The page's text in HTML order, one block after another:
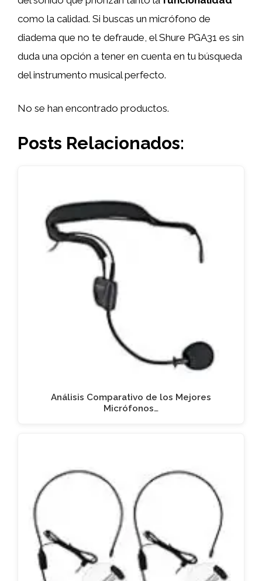
como la calidad. Si buscas un micrófono de
diadema que no te defraude, el Shure PGA31 es sin
duda una opción a tener en cuenta en tu búsqueda
del instrumento musical perfecto.
No se han encontrado productos.
Posts Relacionados:
Análisis Comparativo de los Mejores
Micrófonos…